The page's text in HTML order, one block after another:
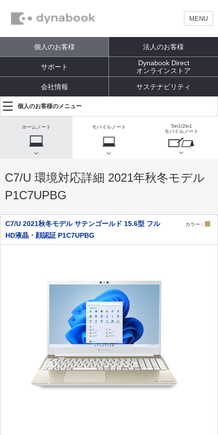
MENU
個人のお客様 法人のお客様
サポート
Dynabook Direct
オンラインストア
会社情報 サステナビリティ
個人のお客様のメニュー
ホームノート モバイルノート
5in1/2in1
モバイルノート
C7/U 環境対応詳細 2021年秋冬モデル
P1C7UPBG
C7/U 2021秋冬モデル サテンゴールド 15.6型 フル
HD液晶・顔認証 P1C7UPBG
カラー：